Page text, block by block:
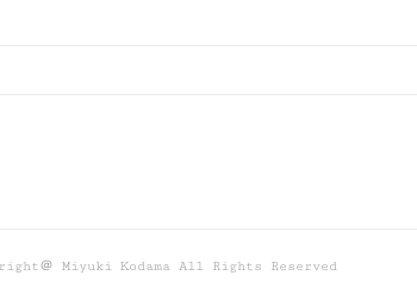
＠ Miyuki Kodama All Rights Reserved